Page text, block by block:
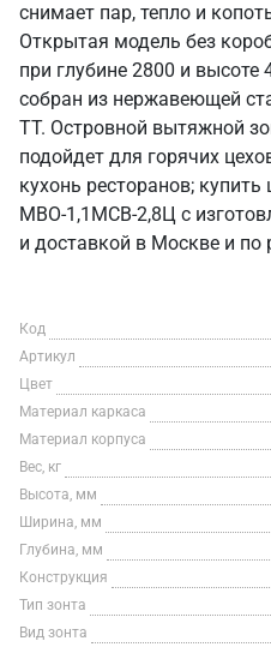
снимает пар, тепло и
Открытая модель без
при глубине 2800 и
собран из нержавеющей
ТТ. Островной вытяжной
подойдет для горячих
кухонь ресторанов;
МВО-1,1МСВ-2,8Ц с
и доставкой в Москве и по
Код
Артикул
Цвет
Материал каркаса
Материал корпуса
Вес, кг
Высота, мм
Ширина, мм
Глубина, мм
Конструкция
Тип зонта
Вид зонта